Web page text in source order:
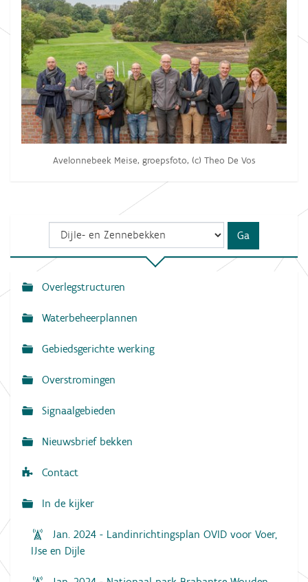
Avelonnebeek Meise, groepsfoto, (c) Theo De Vos
N
a
i
g
t
Overlegstructuren
Waterbeheerplannen
Gebiedsgerichte werking
Overstromingen
Signaalgebieden
Nieuwsbrief bekken
Contact
In de kijker
Jan. 2024 - Landinrichtingsplan OVID voor Voer,
IJse en Dijle